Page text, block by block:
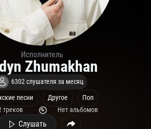
Исполнитель
Zhumakhan
6302 слушателя за месяц
песни
Другое
Поп
треков
Нет альбомов
Слушать